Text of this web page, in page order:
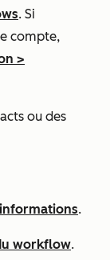
. Si
compte,
>
ou des
.
workflow.